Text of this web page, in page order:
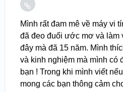
Mình rất đam mê về máy vi
đã đeo đuổi ước mơ và làm
đây mà đã 15 năm. Mình
và kinh nghiệm mà mình có
bạn ! Trong khi mình viết
mong các bạn thông cảm